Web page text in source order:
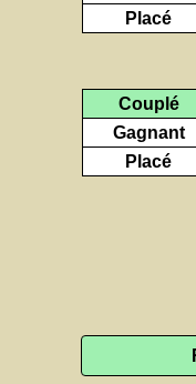
Placé
Couplé
Gagnant
Placé